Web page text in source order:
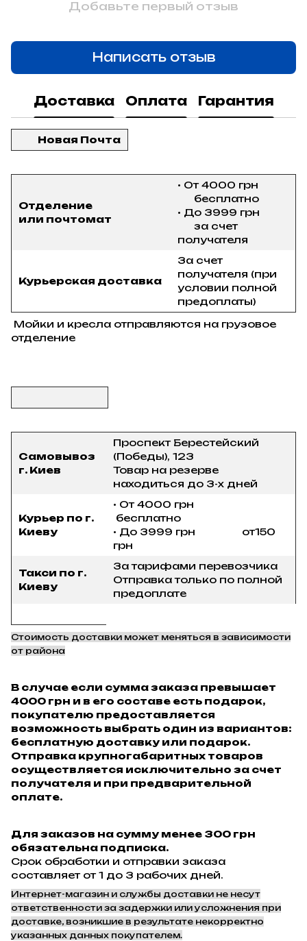
Добавьте первый отзыв
Написать отзыв
Доставка Оплата Гарантия
Новая Почта
Отделение
или почтомат
• От 4000 грн
бесплатно
• До 3999 грн
за счет
получателя
Курьерская доставка
За счет
получателя (при
условии полной
предоплаты)
Мойки и кресла отправляются на грузовое
отделение
Самовывоз
г. Киев
Проспект Берестейский
(Победы), 123
Товар на резерве
находиться до 3-х дней
Курьер по г.
Киеву
• От 4000 грн
бесплатно
• До 3999 грн от150
грн
Такси по г.
Киеву
За тарифами перевозчика
Отправка только по полной
предоплате
Стоимость доставки может меняться в зависимости
от района
В случае если сумма заказа превышает
4000 грн и в его составе есть подарок,
покупателю предоставляется
возможность выбрать один из вариантов:
бесплатную доставку или подарок.
Отправка крупногабаритных товаров
осуществляется исключительно за счет
получателя и при предварительной
оплате.
Для заказов на сумму менее 300 грн
обязательна подписка.
Срок обработки и отправки заказа
составляет от 1 до 3 рабочих дней.
Интернет-магазин и службы доставки не несут
ответственности за задержки или усложнения при
доставке, возникшие в результате некорректно
указанных данных покупателем.